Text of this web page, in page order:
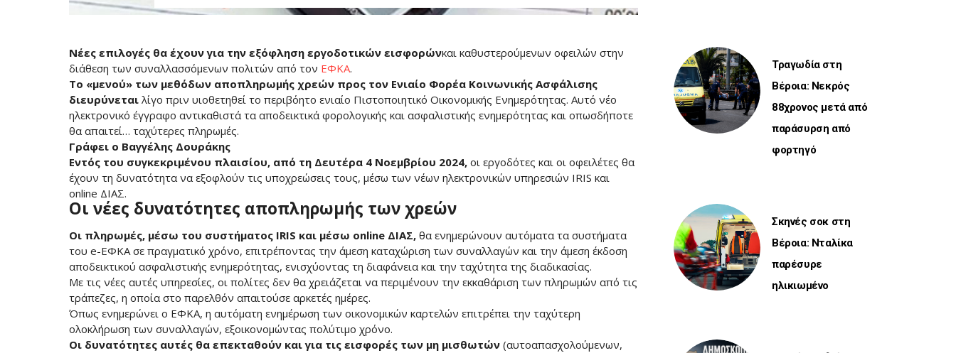
Νέες επιλογές θα έχουν για την εξόφληση εργοδοτικών εισφορώνκαι καθυστερούμενων οφειλών στην
διάθεση των συναλλασσόμενων πολιτών από τον ΕΦΚΑ.
Το «μενού» των μεθόδων αποπληρωμής χρεών προς τον Ενιαίο Φορέα Κοινωνικής Ασφάλισης
διευρύνεται λίγο πριν υιοθετηθεί το περιβόητο ενιαίο Πιστοποιητικό Οικονομικής Ενημερότητας. Αυτό νέο
ηλεκτρονικό έγγραφο αντικαθιστά τα αποδεικτικά φορολογικής και ασφαλιστικής ενημερότητας και οπωσδήποτε
θα απαιτεί… ταχύτερες πληρωμές.
Γράφει ο Βαγγέλης Δουράκης
Εντός του συγκεκριμένου πλαισίου, από τη Δευτέρα 4 Νοεμβρίου 2024, οι εργοδότες και οι οφειλέτες θα
έχουν τη δυνατότητα να εξοφλούν τις υποχρεώσεις τους, μέσω των νέων ηλεκτρονικών υπηρεσιών IRIS και
οnline ΔΙΑΣ.
Οι νέες δυνατότητες αποπληρωμής των χρεών
Οι πληρωμές, μέσω του συστήματος IRIS και μέσω οnline ΔΙΑΣ, θα ενημερώνουν αυτόματα τα συστήματα
του e-ΕΦΚΑ σε πραγματικό χρόνο, επιτρέποντας την άμεση καταχώριση των συναλλαγών και την άμεση έκδοση
αποδεικτικού ασφαλιστικής ενημερότητας, ενισχύοντας τη διαφάνεια και την ταχύτητα της διαδικασίας.
Με τις νέες αυτές υπηρεσίες, οι πολίτες δεν θα χρειάζεται να περιμένουν την εκκαθάριση των πληρωμών από τις
τράπεζες, η οποία στο παρελθόν απαιτούσε αρκετές ημέρες.
Όπως ενημερώνει ο ΕΦΚΑ, η αυτόματη ενημέρωση των οικονομικών καρτελών επιτρέπει την ταχύτερη
ολοκλήρωση των συναλλαγών, εξοικονομώντας πολύτιμο χρόνο.
Οι δυνατότητες αυτές θα επεκταθούν και για τις εισφορές των μη μισθωτών (αυτοαπασχολούμενων,
Τραγωδία στη
Βέροια: Νεκρός
88χρονος μετά από
παράσυρση από
φορτηγό
Σκηνές σοκ στη
Βέροια: Νταλίκα
παρέσυρε
ηλικιωμένο